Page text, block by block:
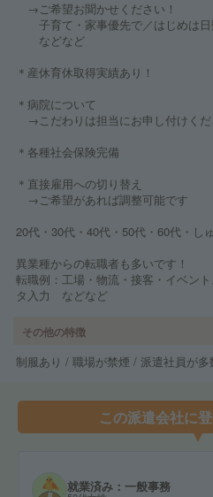
→ご希望お聞かせください！
子育て・家事優先で／はじめは日
などなど
＊産休育休取得実績あり！
＊病院について
→こだわりは担当にお申し付けくだ
＊各種社会保険完備
＊直接雇用への切り替え
→ご希望があれば調整可能です
20代・30代・40代・50代・60代・し
異業種からの転職者も多いです！
転職例：工場・物流・接客・イベン
タ入力 などなど
その他の特徴
制服あり / 職場が禁煙 / 派遣社員が多
この派遣会社に
就業済み：一般事務